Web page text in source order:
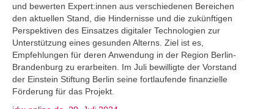
und bewerten Expert:innen aus verschiedenen Bereichen
den aktuellen Stand, die Hindernisse und die zukünftigen
Perspektiven des Einsatzes digitaler Technologien zur
Unterstützung eines gesunden Alterns. Ziel ist es,
Empfehlungen für deren Anwendung in der Region Berlin-
Brandenburg zu erarbeiten. Im Juli bewilligte der Vorstand
der Einstein Stiftung Berlin seine fortlaufende finanzielle
Förderung für das Projekt.